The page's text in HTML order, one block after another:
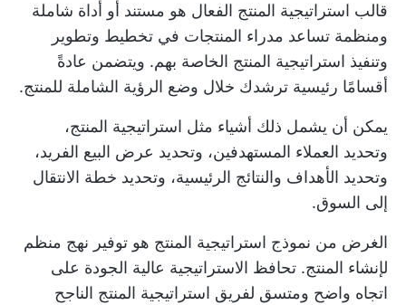
قالب استراتيجية المنتج الفعال هو مستند أو أداة شاملة
ومنظمة تساعد مدراء المنتجات في تخطيط وتطوير
وتنفيذ استراتيجية المنتج الخاصة بهم. ويتضمن عادةً
أقسامًا رئيسية ترشدك خلال وضع الرؤية الشاملة للمنتج.
يمكن أن يشمل ذلك أشياء مثل استراتيجية المنتج،
وتحديد العملاء المستهدفين، وتحديد عرض البيع الفريد،
وتحديد الأهداف والنتائج الرئيسية، وتحديد خطة الانتقال
إلى السوق.
الغرض من نموذج استراتيجية المنتج هو توفير نهج منظم
لإنشاء المنتج. تحافظ الاستراتيجية عالية الجودة على
اتجاه واضح ومتسق لفريق استراتيجية المنتج الناجح